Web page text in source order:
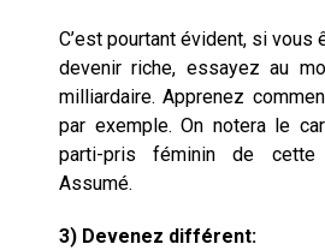
C’est pourtant évident, si vous
devenir riche, essayez au
milliardaire. Apprenez
par exemple. On notera le
parti-pris féminin de cette
Assumé.
3) Devenez différent: